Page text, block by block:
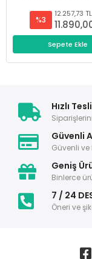
%3
12.257,73 TL
Sepete Ekle
Hızlı
Güvenli
Güvenli
Geniş
Binlerce
7 / 24
Öneri ve